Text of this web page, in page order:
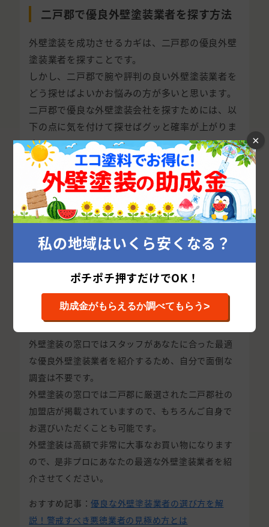
二戸郡で優良外壁塗装業者を探す方法
外壁塗装を成功させるカギは、二戸郡の優良外壁
塗装業者を探すことです。
しかし、二戸郡で腕や評判の良い外壁塗装業者を
どう探せばよいかお悩みの方が多いと思います。
二戸郡で優良な外壁塗装会社を探すためには、以
下の点に気を付けて探せばグッと確率が上がりま
す。
外壁塗装の窓口に依頼して二戸郡の優良外
壁塗装業者を探してもらう
結論、二戸郡で優良外壁塗装業者を探すなら、外壁
塗装の窓口に依頼してしまうのが一番簡単で確実で
す。
この後に紹介する方法でも優良外壁塗装業者を探し
やすくなりますが、外壁塗装の窓口に加盟するため
には
厳格な審査を通過する必要があるため、悪徳業者に
外壁塗装の窓口ではスタッフがあなたに合った最適
な優良外壁塗装業者を紹介するため、自分で面倒な
調査は不要です。
外壁塗装の窓口では二戸郡に厳選された二戸郡社の
加盟店が掲載されていますので、もちろんご自身で
お選びいただくことも可能です。
外壁塗装は高額で非常に大事なお買い物になります
ので、是非プロにあなたの最適な外壁塗装業者を紹
介させてください。
おすすめ記事：優良な外壁塗装業者の選び方を解
説！警戒すべき悪徳業者の見極め方とは
×
私の地域はいくら安くなる？
ポチポチ押すだけでOK！
助成金がもらえるか調べてもらう>